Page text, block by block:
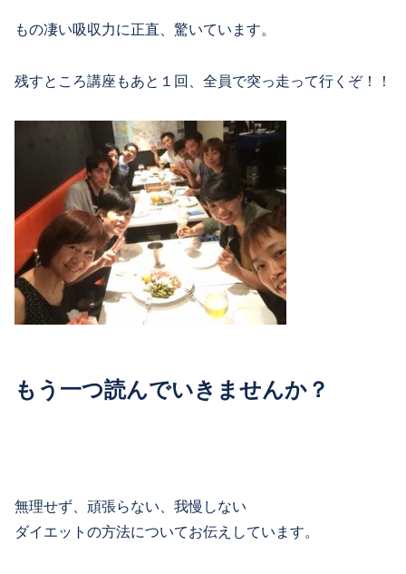
もの凄い吸収力に正直、驚いています。
残すところ講座もあと１回、全員で突っ走って行くぞ！！
もう一つ読んでいきませんか？
無理せず、頑張らない、我慢しない
ダイエットの方法についてお伝えしています。